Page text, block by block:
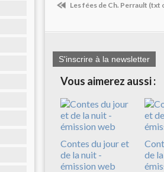
Les fées de Ch. Perrault (txt
S'inscrire à la newsletter
Vous aimerez aussi :
Contes du jour et
de la nuit -
émission web
de